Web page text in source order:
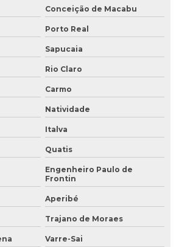
água e efluentes
para empresas
florestal
rural
ambiental
Conceição de Macabu
Porto Real
Sapucaia
Rio Claro
Carmo
Natividade
Italva
Quatis
Engenheiro Paulo de
Frontin
Aperibé
Trajano de Moraes
Varre-Sai